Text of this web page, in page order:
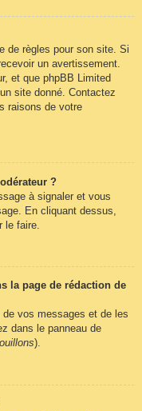
de règles pour son site. Si
un avertissement.
et que phpBB Limited
site donné. Contactez
raisons de votre
?
à signaler et vous
En cliquant dessus,
le faire.
la page de rédaction de
de vos messages et de les
dans le panneau de
).